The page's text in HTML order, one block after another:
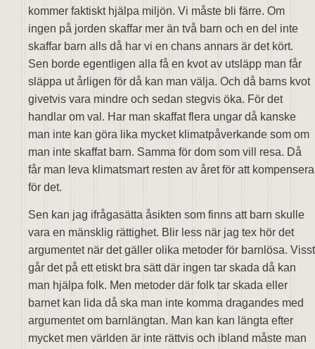
kommer faktiskt hjälpa miljön. Vi måste bli färre. Om
ingen på jorden skaffar mer än två barn och en del inte
skaffar barn alls då har vi en chans annars är det kört.
Sen borde egentligen alla få en kvot av utsläpp man får
släppa ut årligen för då kan man välja. Och då barns kvot
givetvis vara mindre och sedan stegvis öka. För det
handlar om val. Har man skaffat flera ungar då kanske
man inte kan göra lika mycket klimatpåverkande som om
man inte skaffat barn. Samma för dom som vill resa. Då
får man leva klimatsmart resten av året för att kompensera
för det.
Sen kan jag ifrågasätta åsikten som finns att barn skulle
vara en mänsklig rättighet. Blir less när jag tex hör det
argumentet när det gäller olika metoder för barnlösa. Visst
går det på ett etiskt bra sätt där ingen tar skada då kan
man hjälpa folk. Men metoder där folk tar skada eller
barnet kan lida då ska man inte komma dragandes med
argumentet om barnlängtan. Man kan kan längta efter
mycket men världen är inte rättvis och ibland måste man